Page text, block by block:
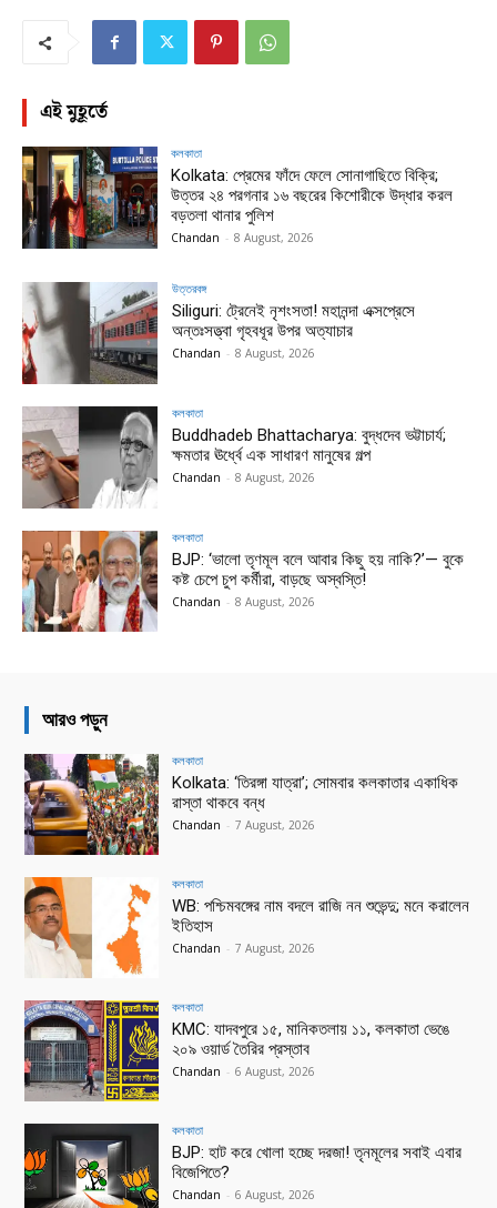
এই মুহূর্তে
কলকাতা
Kolkata: প্রেমের ফাঁদে ফেলে সোনাগাছিতে বিক্রি;
উত্তর ২৪ পরগনার ১৬ বছরের কিশোরীকে উদ্ধার করল
বড়তলা থানার পুলিশ
Chandan - 8 August, 2026
উত্তরবঙ্গ
Siliguri: ট্রেনেই নৃশংসতা! মহানন্দা এক্সপ্রেসে
অন্তঃসত্ত্বা গৃহবধূর উপর অত্যাচার
Chandan - 8 August, 2026
কলকাতা
Buddhadeb Bhattacharya: বুদ্ধদেব ভট্টাচার্য;
ক্ষমতার ঊর্ধ্বে এক সাধারণ মানুষের গল্প
Chandan - 8 August, 2026
কলকাতা
BJP: ‘ভালো তৃণমূল বলে আবার কিছু হয় নাকি?’— বুকে
কষ্ট চেপে চুপ কর্মীরা, বাড়ছে অস্বস্তি!
Chandan - 8 August, 2026
আরও পড়ুন
কলকাতা
Kolkata: ‘তিরঙ্গা যাত্রা’; সোমবার কলকাতার একাধিক
রাস্তা থাকবে বন্ধ
Chandan - 7 August, 2026
কলকাতা
WB: পশ্চিমবঙ্গের নাম বদলে রাজি নন শুভেন্দু; মনে করালেন
ইতিহাস
Chandan - 7 August, 2026
কলকাতা
KMC: যাদবপুরে ১৫, মানিকতলায় ১১, কলকাতা ভেঙে
২০৯ ওয়ার্ড তৈরির প্রস্তাব
Chandan - 6 August, 2026
কলকাতা
BJP: হাট করে খোলা হচ্ছে দরজা! তৃনমূলের সবাই এবার
বিজেপিতে?
Chandan - 6 August, 2026